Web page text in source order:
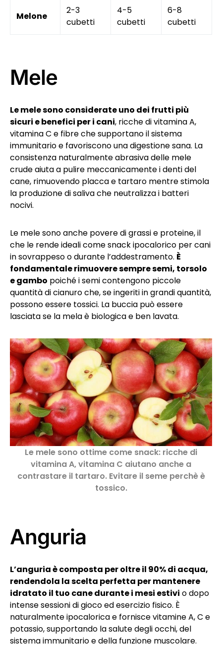
Melone
2-3
cubetti
4-5
cubetti
6-8
cubetti
Mele
Le mele sono considerate uno dei frutti più
sicuri e benefici per i cani, ricche di vitamina A,
vitamina C e fibre che supportano il sistema
immunitario e favoriscono una digestione sana. La
consistenza naturalmente abrasiva delle mele
crude aiuta a pulire meccanicamente i denti del
cane, rimuovendo placca e tartaro mentre stimola
la produzione di saliva che neutralizza i batteri
nocivi.
Le mele sono anche povere di grassi e proteine, il
che le rende ideali come snack ipocalorico per cani
in sovrappeso o durante l’addestramento. È
fondamentale rimuovere sempre semi, torsolo
e gambo poiché i semi contengono piccole
quantità di cianuro che, se ingeriti in grandi quantità,
possono essere tossici. La buccia può essere
lasciata se la mela è biologica e ben lavata.
Le mele sono ottime come snack: ricche di
vitamina A, vitamina C aiutano anche a
contrastare il tartaro. Evitare il seme perchè è
tossico.
Anguria
L’anguria è composta per oltre il 90% di acqua,
rendendola la scelta perfetta per mantenere
idratato il tuo cane durante i mesi estivi o dopo
intense sessioni di gioco ed esercizio fisico. È
naturalmente ipocalorica e fornisce vitamine A, C e
potassio, supportando la salute degli occhi, del
sistema immunitario e della funzione muscolare.